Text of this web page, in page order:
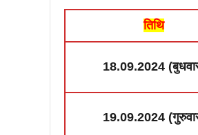
तिथि
18.09.2024
19.09.2024